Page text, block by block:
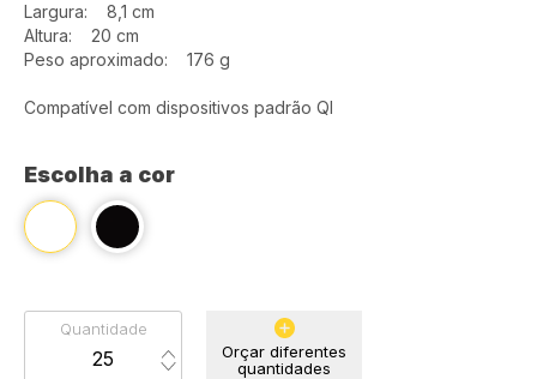
Largura: 8,1 cm
Altura: 20 cm
Peso aproximado: 176 g
Compatível com dispositivos padrão QI
Escolha a cor
Quantidade
Orçar diferentes
quantidades